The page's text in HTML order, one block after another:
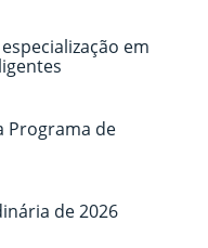
em
Programa de
de 2026